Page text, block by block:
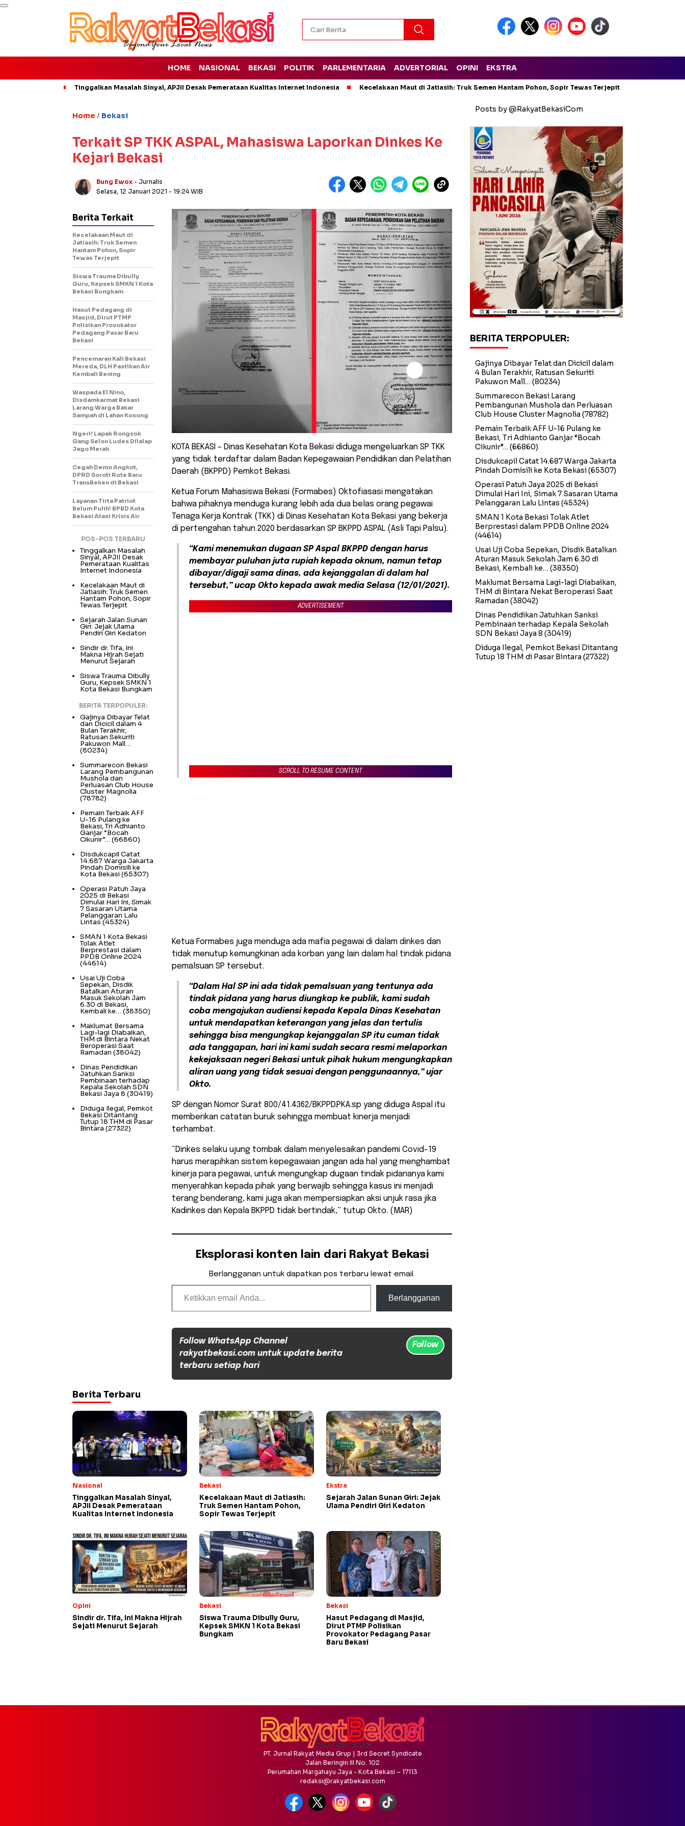
HOME NASIONAL BEKASI POLITIK PARLEMENTARIA ADVERTORIAL OPINI EKSTRA
Tinggalkan Masalah Sinyal, APJII Desak Pemerataan Kualitas Internet Indonesia Kecelakaan Maut di Jatiasih: Truk Semen Hantam Pohon, Sopir Tewas Terjepit
Home / Bekasi
Terkait SP TKK ASPAL, Mahasiswa Laporkan Dinkes Ke
Kejari Bekasi
Bung Ewox - Jurnalis
Selasa, 12 Januari 2021 - 19:24 WIB
KOTA BEKASI – Dinas Kesehatan Kota Bekasi diduga mengeluarkan SP TKK
yang tidak terdaftar dalam Badan Kepegawaian Pendidikan dan Pelatihan
Daerah (BKPPD) Pemkot Bekasi.
Ketua Forum Mahasiswa Bekasi (Formabes) Oktofiasasi mengatakan
bahwa pihaknya menduga kurang lebih ada dua belas orang pegawai
Tenaga Kerja Kontrak (TKK) di Dinas Kesehatan Kota Bekasi yang bekerja
di pertengahan tahun 2020 berdasarkan SP BKPPD ASPAL (Asli Tapi Palsu).
“Kami menemukan dugaan SP Aspal BKPPD dengan harus
membayar puluhan juta rupiah kepada oknum, namun tetap
dibayar/digaji sama dinas, ada kejanggalan di dalam hal
tersebut,” ucap Okto kepada awak media Selasa (12/01/2021).
ADVERTISEMENT
SCROLL TO RESUME CONTENT
Ketua Formabes juga menduga ada mafia pegawai di dalam dinkes dan
tidak menutup kemungkinan ada korban yang lain dalam hal tindak pidana
pemalsuan SP tersebut.
“Dalam Hal SP ini ada tidak pemalsuan yang tentunya ada
tindak pidana yang harus diungkap ke publik, kami sudah
coba mengajukan audiensi kepada Kepala Dinas Kesehatan
untuk mendapatkan keterangan yang jelas dan tertulis
sehingga bisa mengungkap kejanggalan SP itu cuman tidak
ada tanggapan, hari ini kami sudah secara resmi melaporkan
kekejaksaan negeri Bekasi untuk pihak hukum mengungkapkan
aliran uang yang tidak sesuai dengan penggunaannya,” ujar
Okto.
SP dengan Nomor Surat 800/41.4362/BKPPD.PKA.sp yang diduga Aspal itu
memberikan catatan buruk sehingga membuat kinerja menjadi
terhambat.
“Dinkes selaku ujung tombak dalam menyelesaikan pandemi Covid-19
harus merapihkan sistem kepegawaian jangan ada hal yang menghambat
kinerja para pegawai, untuk mengungkap dugaan tindak pidananya kami
menyerahkan kepada pihak yang berwajib sehingga kasus ini menjadi
terang benderang, kami juga akan mempersiapkan aksi unjuk rasa jika
Kadinkes dan Kepala BKPPD tidak bertindak,” tutup Okto. (MAR)
Eksplorasi konten lain dari Rakyat Bekasi
Berlangganan untuk dapatkan pos terbaru lewat email.
Ketikkan email Anda...
Berlangganan
Follow WhatsApp Channel
rakyatbekasi.com untuk update berita
terbaru setiap hari
Follow
Berita Terkait
Kecelakaan Maut di
Jatiasih: Truk Semen
Hantam Pohon, Sopir
Tewas Terjepit
Siswa Trauma Dibully
Guru, Kepsek SMKN 1 Kota
Bekasi Bungkam
Hasut Pedagang di
Masjid, Dirut PTMP
Polisikan Provokator
Pedagang Pasar Baru
Bekasi
Pencemaran Kali Bekasi
Mereda, DLH Pastikan Air
Kembali Bening
Waspada El Nino,
Disdamkarmat Bekasi
Larang Warga Bakar
Sampah di Lahan Kosong
Ngeri! Lapak Rongsok
Gang Selon Ludes Dilalap
Jago Merah
Cegah Demo Angkot,
DPRD Soroti Rute Baru
TransBeken di Bekasi
Layanan Tirta Patriot
Belum Pulih! BPBD Kota
Bekasi Atasi Krisis Air
POS-POS TERBARU
Tinggalkan Masalah
Sinyal, APJII Desak
Pemerataan Kualitas
Internet Indonesia
Kecelakaan Maut di
Jatiasih: Truk Semen
Hantam Pohon, Sopir
Tewas Terjepit
Sejarah Jalan Sunan
Giri: Jejak Ulama
Pendiri Giri Kedaton
Sindir dr. Tifa, Ini
Makna Hijrah Sejati
Menurut Sejarah
Siswa Trauma Dibully
Guru, Kepsek SMKN 1
Kota Bekasi Bungkam
BERITA TERPOPULER:
Gajinya Dibayar Telat
dan Dicicil dalam 4
Bulan Terakhir,
Ratusan Sekuriti
Pakuwon Mall…
(80234)
Summarecon Bekasi
Larang Pembangunan
Mushola dan
Perluasan Club House
Cluster Magnolia
(78782)
Pemain Terbaik AFF
U-16 Pulang ke
Bekasi, Tri Adhianto
Ganjar “Bocah
Cikunir”… (66860)
Disdukcapil Catat
14.687 Warga Jakarta
Pindah Domisili ke
Kota Bekasi (65307)
Operasi Patuh Jaya
2025 di Bekasi
Dimulai Hari Ini, Simak
7 Sasaran Utama
Pelanggaran Lalu
Lintas(45324)
SMAN 1 Kota Bekasi
Tolak Atlet
Berprestasi dalam
PPDB Online 2024
(44614)
Usai Uji Coba
Sepekan, Disdik
Batalkan Aturan
Masuk Sekolah Jam
6.30 di Bekasi,
Kembali ke… (38350)
Maklumat Bersama
Lagi-lagi Diabaikan,
THM di Bintara Nekat
Beroperasi Saat
Ramadan (38042)
Dinas Pendidikan
Jatuhkan Sanksi
Pembinaan terhadap
Kepala Sekolah SDN
Bekasi Jaya 8 (30419)
Diduga Ilegal, Pemkot
Bekasi Ditantang
Tutup 18 THM di Pasar
Bintara (27322)
Berita Terbaru
Nasional
Tinggalkan Masalah Sinyal,
APJII Desak Pemerataan
Kualitas Internet Indonesia
Bekasi
Kecelakaan Maut di Jatiasih:
Truk Semen Hantam Pohon,
Sopir Tewas Terjepit
Ekstra
Sejarah Jalan Sunan Giri: Jejak
Ulama Pendiri Giri Kedaton
Opini
Sindir dr. Tifa, Ini Makna Hijrah
Sejati Menurut Sejarah
Bekasi
Siswa Trauma Dibully Guru,
Kepsek SMKN 1 Kota Bekasi
Bungkam
Bekasi
Hasut Pedagang di Masjid,
Dirut PTMP Polisikan
Provokator Pedagang Pasar
Baru Bekasi
Posts by @RakyatBekasiCom
BERITA TERPOPULER:
Gajinya Dibayar Telat dan Dicicil dalam
4 Bulan Terakhir, Ratusan Sekuriti
Pakuwon Mall… (80234)
Summarecon Bekasi Larang
Pembangunan Mushola dan Perluasan
Club House Cluster Magnolia (78782)
Pemain Terbaik AFF U-16 Pulang ke
Bekasi, Tri Adhianto Ganjar “Bocah
Cikunir”… (66860)
Disdukcapil Catat 14.687 Warga Jakarta
Pindah Domisili ke Kota Bekasi(65307)
Operasi Patuh Jaya 2025 di Bekasi
Dimulai Hari Ini, Simak 7 Sasaran Utama
Pelanggaran Lalu Lintas (45324)
SMAN 1 Kota Bekasi Tolak Atlet
Berprestasi dalam PPDB Online 2024
(44614)
Usai Uji Coba Sepekan, Disdik Batalkan
Aturan Masuk Sekolah Jam 6.30 di
Bekasi, Kembali ke… (38350)
Maklumat Bersama Lagi-lagi Diabaikan,
THM di Bintara Nekat Beroperasi Saat
Ramadan (38042)
Dinas Pendidikan Jatuhkan Sanksi
Pembinaan terhadap Kepala Sekolah
SDN Bekasi Jaya 8 (30419)
Diduga Ilegal, Pemkot Bekasi Ditantang
Tutup 18 THM di Pasar Bintara (27322)
PT. Jurnal Rakyat Media Grup | 3rd Secret Syndicate
Jalan Beringin III No. 102
Perumahan Margahayu Jaya - Kota Bekasi – 17113
redaksi@rakyatbekasi.com